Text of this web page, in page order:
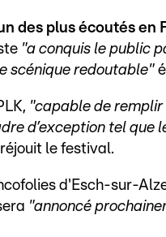
des plus écoutés en
"a conquis le public
scénique redoutable"
"capable de remplir
d’exception tel que
le festival.
d'Esch-sur-
"annoncé